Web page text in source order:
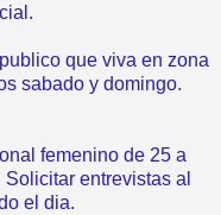
que viva en zona
sabado y domingo.
femenino de 25 a
entrevistas al
el dia.